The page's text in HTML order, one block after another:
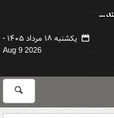
یکشنبه ۱۸ مرداد ۱۴۰۵ -
Aug 9 2026